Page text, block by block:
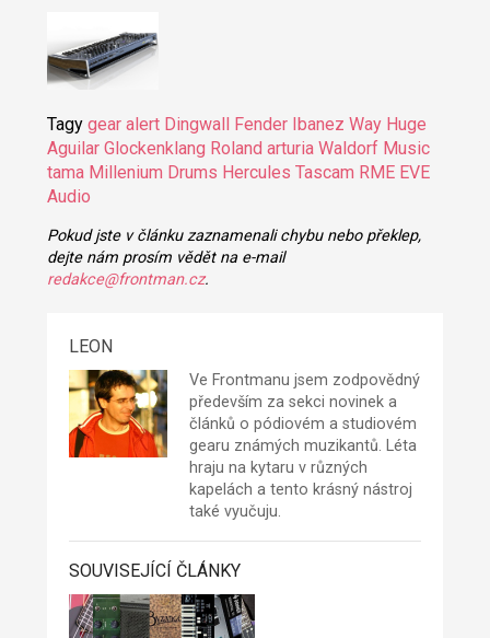
Tagy gear alert Dingwall Fender Ibanez Way Huge
Aguilar Glockenklang Roland arturia Waldorf Music
tama Millenium Drums Hercules Tascam RME EVE
Audio
Pokud jste v článku zaznamenali chybu nebo překlep,
dejte nám prosím vědět na e-mail
redakce@frontman.cz.
LEON
Ve Frontmanu jsem zodpovědný
především za sekci novinek a
článků o pódiovém a studiovém
gearu známých muzikantů. Léta
hraju na kytaru v různých
kapelách a tento krásný nástroj
také vyučuju.
SOUVISEJÍCÍ ČLÁNKY